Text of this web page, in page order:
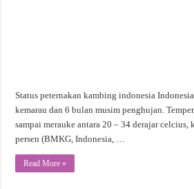
Status peternakan kambing indonesia
kemarau dan 6 bulan musim penghujan.
sampai merauke antara 20 – 34 derajar celcius,
persen (BMKG, Indonesia, …
Read More »